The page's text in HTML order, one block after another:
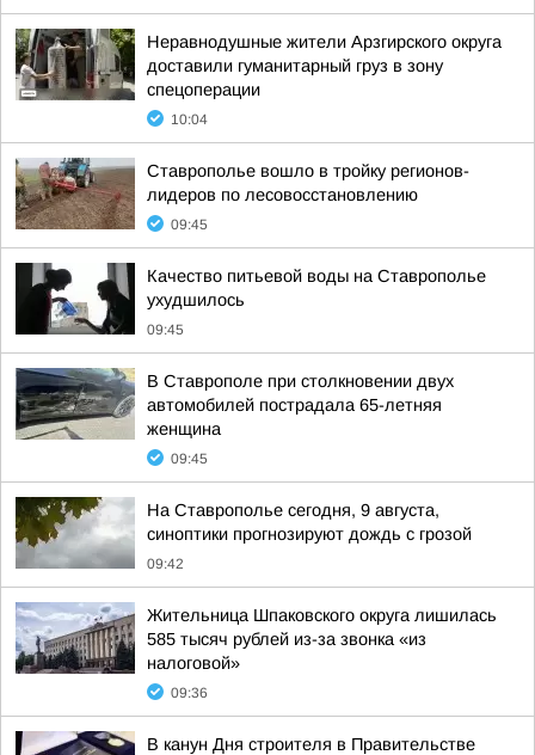
Неравнодушные жители Арзгирского округа
доставили гуманитарный груз в зону
спецоперации
10:04
Ставрополье вошло в тройку регионов-
лидеров по лесовосстановлению
09:45
Качество питьевой воды на Ставрополье
ухудшилось
09:45
В Ставрополе при столкновении двух
автомобилей пострадала 65-летняя
женщина
09:45
На Ставрополье сегодня, 9 августа,
синоптики прогнозируют дождь с грозой
09:42
Жительница Шпаковского округа лишилась
585 тысяч рублей из-за звонка «из
налоговой»
09:36
В канун Дня строителя в Правительстве